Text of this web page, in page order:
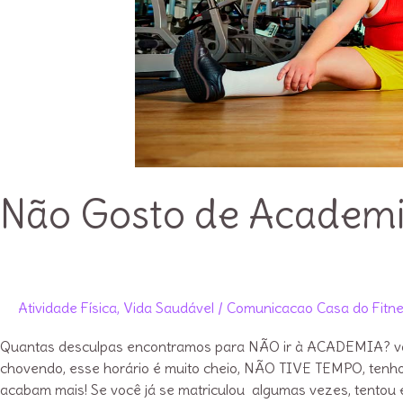
Não Gosto de
Atividade Física, Vida Saudável / Comunicacao Casa do
Quantas desculpas encontramos para NÃO ir à ACADEMIA?
chovendo, esse horário é muito cheio, NÃO TIVE TEMPO,
acabam mais! Se você já se matriculou algumas vezes,